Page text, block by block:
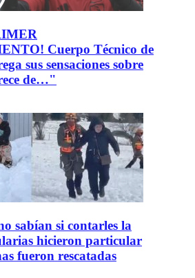
Cuerpo Técnico de
sus sensaciones sobre
de…"
sabían si contarles la
hicieron particular
fueron rescatadas